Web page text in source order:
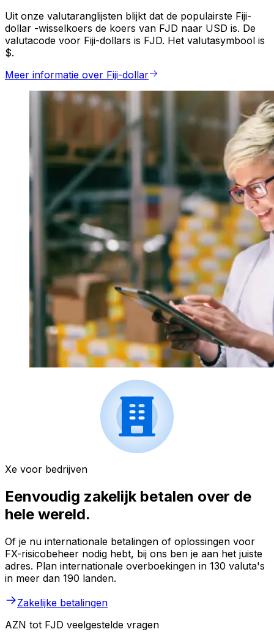
Uit onze valutaranglijsten blijkt dat de populairste Fiji-
dollar -wisselkoers de koers van FJD naar USD is. De
valutacode voor Fiji-dollars is FJD. Het valutasymbool is
$.
Meer informatie over Fiji-dollar
Xe voor bedrijven
Eenvoudig zakelijk betalen over de
hele wereld.
Of je nu internationale betalingen of oplossingen voor
FX-risicobeheer nodig hebt, bij ons ben je aan het juiste
adres. Plan internationale overboekingen in 130 valuta's
in meer dan 190 landen.
Zakelijke betalingen
AZN tot FJD veelgestelde vragen